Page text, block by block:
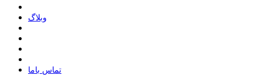
وبلاگ
ﺗﻤﺎﺱ ﺑﺎﻣﺎ